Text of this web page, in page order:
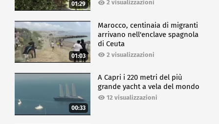
01:29 2 visualizzazioni
01:03
Marocco, centinaia di migranti
arrivano nell'enclave spagnola
di Ceuta
2 visualizzazioni
00:33
A Capri i 220 metri del più
grande yacht a vela del mondo
12 visualizzazioni